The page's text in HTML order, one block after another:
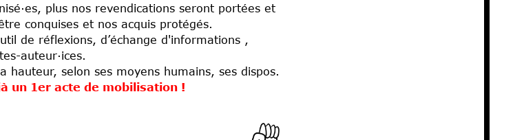
plus nos revendications seront portées et
conquises et nos acquis protégés.
de réflexions, d’échange d'informations ,
auteur·ices.
hauteur, selon ses moyens humains, ses dispos.
un 1er acte de mobilisation !